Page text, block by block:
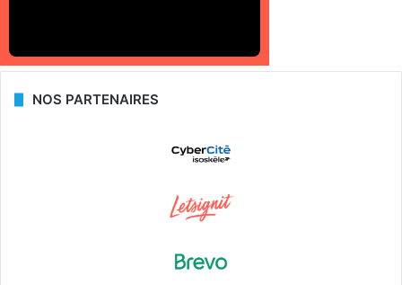
NOS PARTENAIRES